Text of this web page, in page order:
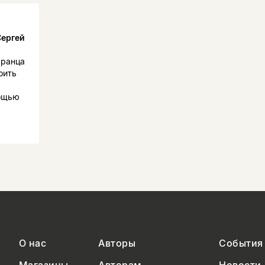
О нас Авторы
События